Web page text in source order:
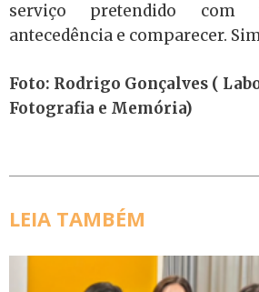
serviço pretendido
antecedência e comparecer.
Foto: Rodrigo Gonçalves (
Fotografia e Memória)
LEIA TAMBÉM